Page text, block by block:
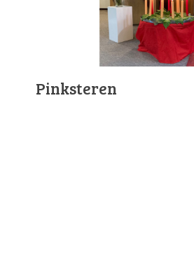
Pinksteren